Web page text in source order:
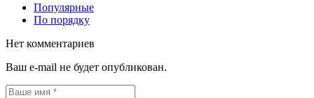
Популярные
По порядку
Нет комментариев
Ваш e-mail не будет опубликован.